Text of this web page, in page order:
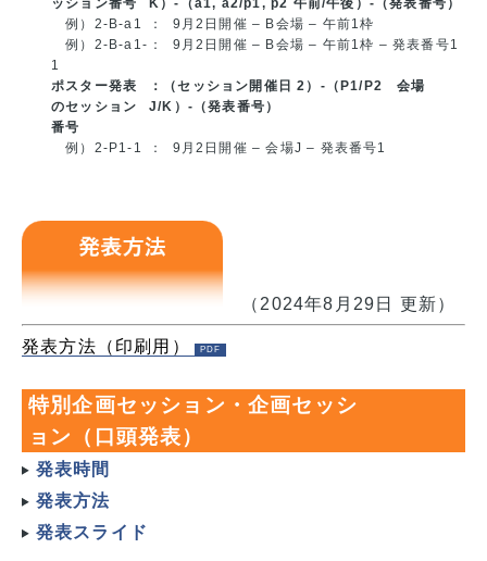
例）2-B-a1
： 9月2日開催 – B会場 – 午前1枠
例）2-B-a1-
1
： 9月2日開催 – B会場 – 午前1枠 – 発表番号1
ポスター発表
のセッション
番号
：（セッション開催日 2）-（P1/P2 会場
J/K）-（発表番号）
例）2-P1-1 ： 9月2日開催 – 会場J – 発表番号1
（2024年8月29日 更新）
発表方法（印刷用）
特別企画セッション・企画セッシ
ョン（口頭発表）
発表時間
発表方法
発表スライド